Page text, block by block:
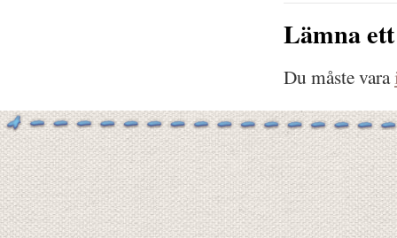
Lämna
Du måste vara